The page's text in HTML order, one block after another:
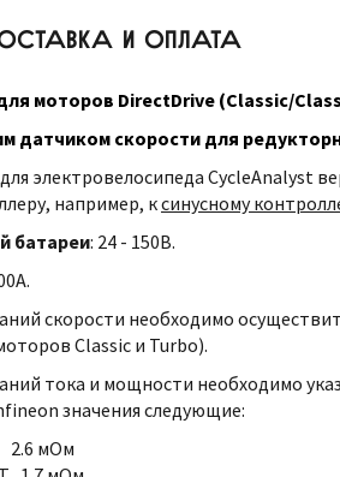
И ОПЛАТА
моторов DirectDrive (Classic/
датчиком скорости для
электровелосипеда CycleAnalyst
например, ксинусному
батареи: 24 - 150В.
скорости необходимо
Classic и Turbo).
тока и мощности необходимо
значения следующие:
2.6 мОм